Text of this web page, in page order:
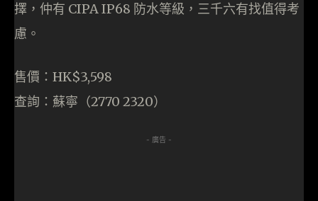
擇，仲有 CIPA IP68 防水等級，三千六有找值得考
慮。
售價：HK$3,598
查詢：蘇寧（2770 2320）
- 廣告 -